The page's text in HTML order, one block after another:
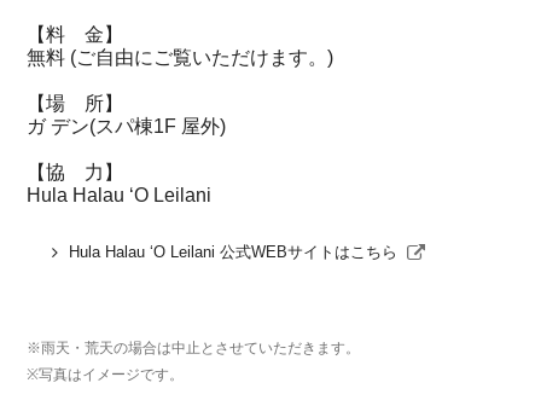
【料 金】
無料 (ご自由にご覧いただけます。)
【場 所】
ガ デン(スパ棟1F 屋外)
【協 力】
Hula Halau ‘O Leilani
Hula Halau ‘O Leilani 公式WEBサイトはこちら
※雨天・荒天の場合は中止とさせていただきます。
※写真はイメージです。